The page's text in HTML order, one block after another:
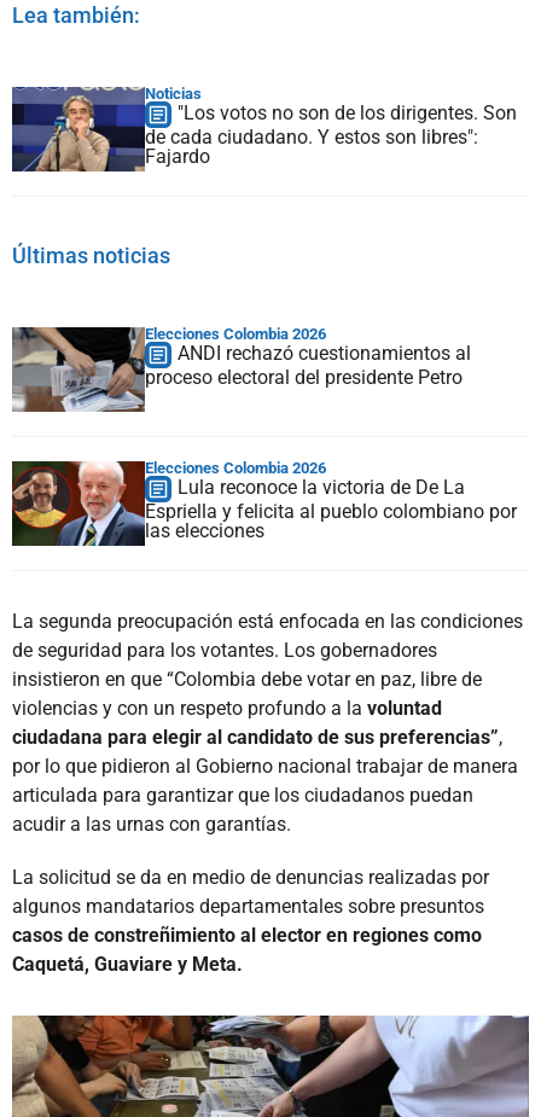
Lea también:
Noticias
"Los votos no son de los dirigentes. Son
de cada ciudadano. Y estos son libres":
Fajardo
Últimas noticias
Elecciones Colombia 2026
ANDI rechazó cuestionamientos al
proceso electoral del presidente Petro
Elecciones Colombia 2026
Lula reconoce la victoria de De La
Espriella y felicita al pueblo colombiano por
las elecciones
La segunda preocupación está enfocada en las condiciones
de seguridad para los votantes. Los gobernadores
insistieron en que “Colombia debe votar en paz, libre de
violencias y con un respeto profundo a la voluntad
ciudadana para elegir al candidato de sus preferencias”,
por lo que pidieron al Gobierno nacional trabajar de manera
articulada para garantizar que los ciudadanos puedan
acudir a las urnas con garantías.
La solicitud se da en medio de denuncias realizadas por
algunos mandatarios departamentales sobre presuntos
casos de constreñimiento al elector en regiones como
Caquetá, Guaviare y Meta.